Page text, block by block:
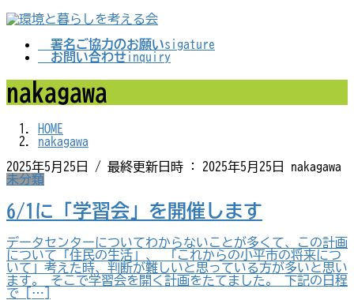
コ
へ
ス
キ
ナ
ョ
ン
に
署名ご協力のお願いsigature
お問い合わせinquiry
nakagawa
HOME
nakagawa
2025年5月25日
/ 最終更新日時 : 2025年5月25日
nakagawa
未分類
6/1に「学習会」を開催します
データセンターについてわからないことが多くて、この計画
について「住民の生活」、 「これからの小平市の将来につ
いて」考えた時、判断が難しいと思っている方が多いと思い
ます。 そこで学習会を開く計画をたてました。 下記の日程
で […]